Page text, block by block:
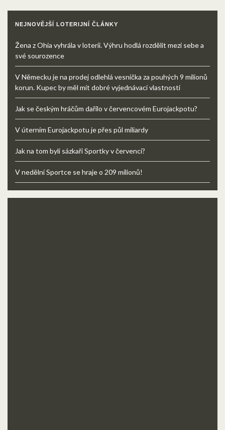
NEJNOVĚJŠÍ LOTERIJNÍ ČLÁNKY
Žena z Ohia vyhrála v loterii. Výhru hodlá rozdělit mezi sebe a
své sourozence
V Německu je na prodej odlehlá vesnička za pouhých 9 milionů
korun. Kupec by měl mít dobré vyjednávací vlastnosti
Jak se českým hráčům dařilo v červencovém Eurojackpotu?
V úterním Eurojackpotu je přes půl miliardy
Jak na tom byli sázkaři Sportky v červenci?
V nedělní Sportce se hraje o 209 milionů!